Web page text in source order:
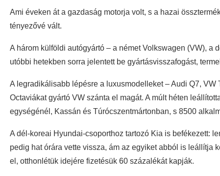
Ami éveken át a gazdaság motorja volt, s a hazai
tényezővé vált.
A három külföldi autógyártó – a német Volkswagen (VW), a
utóbbi hetekben sorra jelentett be gyártásvisszafogást,
A legradikálisabb lépésre a luxusmodelleket – Audi Q7,
Octaviákat gyártó VW szánta el magát. A múlt héten
egységénél, Kassán és Túrócszentmártonban, s 8500
A dél-koreai Hyundai-csoporthoz tartozó Kia is befékezett:
pedig hat órára vette vissza, ám az egyiket abból is leállítja
el, otthonlétük idejére fizetésük 60 százalékát kapják.